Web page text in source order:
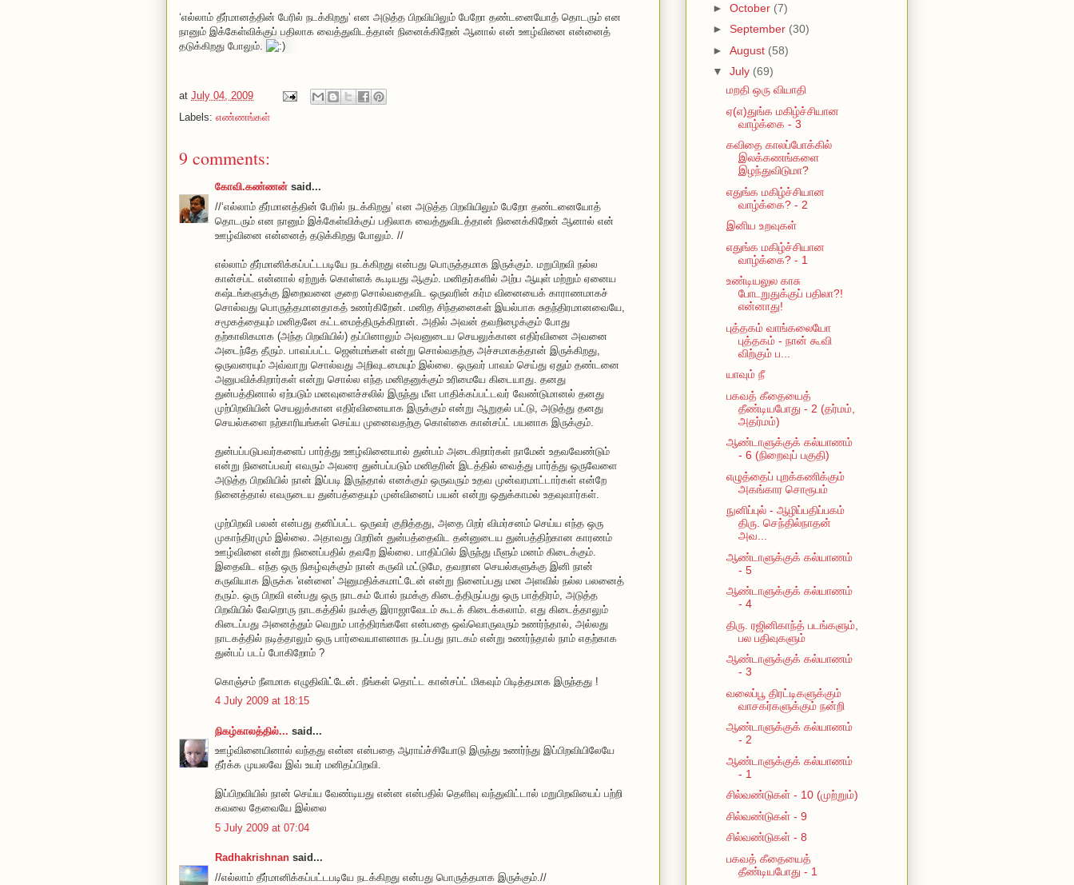
‘எல்லாம் தீர்மானத்தின் பேரில் நடக்கிறது’ என அடுத்த பிறவியிலும் பேறோ தண்டனையோத் தொடரும் என
நானும் இக்கேள்விக்குப் பதிலாக வைத்துவிடத்தான் நினைக்கிறேன் ஆனால் என் ஊழ்வினை என்னைத்
தடுக்கிறது போலும்.
at July 04, 2009
Labels: எண்ணங்கள்
9 comments:
கோவி.கண்ணன் said...
//‘எல்லாம் தீர்மானத்தின் பேரில் நடக்கிறது’ என அடுத்த பிறவியிலும் பேறோ தண்டனையோத்
தொடரும் என நானும் இக்கேள்விக்குப் பதிலாக வைத்துவிடத்தான் நினைக்கிறேன் ஆனால் என்
ஊழ்வினை என்னைத் தடுக்கிறது போலும். //
எல்லாம் தீர்மானிக்கப்பட்டபடியே நடக்கிறது என்பது பொருத்தமாக இருக்கும். மறுபிறவி நல்ல
கான்சப்ட் என்னால் ஏற்றுக் கொள்ளக் கூடியது ஆகும். மனிதர்களில் அற்ப ஆயுள் மற்றும் ஏனைய
கஷ்டங்களுக்கு இறைவனை குறை சொல்வதைவிட ஒருவரின் கர்ம வினையைக் காராணமாகச்
சொல்வது பொருத்தமானதாகத் உணர்கிறேன். மனித சிந்தனைகள் இயல்பாக சுதந்திரமானவையே,
சமூகத்தையும் மனிதனே கட்டமைத்திருக்கிறான். அதில் அவன் தவறிழைக்கும் போது
தற்காலிகமாக (அந்த பிறவியில்) தப்பினாலும் அவனுடைய செயலுக்கான எதிர்வினை அவனை
அடைந்தே தீரும். பாவப்பட்ட ஜென்மங்கள் என்று சொல்வதற்கு அச்சமாகத்தான் இருக்கிறது,
ஒருவரையும் அவ்வாறு சொல்வது அறிவுடமையும் இல்லை. ஒருவர் பாவம் செய்து ஏதும் தண்டனை
அனுபவிக்கிறார்கள் என்று சொல்ல எந்த மனிதனுக்கும் உரிமையே கிடையாது. தனது
துன்பத்தினால் ஏற்படும் மனவுளைச்சலில் இருந்து மீள பாதிக்கப்பட்டவர் வேண்டுமானல் தனது
முற்பிறவியின் செயலுக்கான எதிர்வினையாக இருக்கும் என்று ஆறுதல் பட்டு, அடுத்து தனது
செயல்களை நற்காரியங்கள் செய்ய முனைவதற்கு கொள்கை கான்சப்ட் பயனாக இருக்கும்.
துன்பப்படுபவர்களைப் பார்த்து ஊழ்வினையால் துன்பம் அடைகிறார்கள் நாமேன் உதவவேண்டும்
என்று நினைப்பவர் எவரும் அவரை துன்பப்படும் மனிதரின் இடத்தில் வைத்து பார்த்து ஒருவேளை
அடுத்த பிறவியில் நான் இப்படி இருந்தால் எனக்கும் ஒருவரும் உதவ முன்வரமாட்டார்கள் என்றே
நினைத்தால் எவருடைய துன்பத்தையும் முன்வினைப் பயன் என்று ஒதுக்காமல் உதவுவார்கள்.
முற்பிறவி பலன் என்பது தனிப்பட்ட ஒருவர் குறித்தது, அதை பிறர் விமர்சனம் செய்ய எந்த ஒரு
முகாந்திரமும் இல்லை. அதாவது பிறரின் துன்பத்தைவிட தன்னுடைய துன்பத்திற்கான காரணம்
ஊழ்வினை என்று நினைப்பதில் தவறே இல்லை. பாதிப்பில் இருந்து மீளும் மனம் கிடைக்கும்.
இதைவிட எந்த ஒரு நிகழ்வுக்கும் நான் கருவி மட்டுமே, தவறான செயல்களுக்கு இனி நான்
கருவியாக இருக்க 'என்னை' அனுமதிக்கமாட்டேன் என்று நினைப்பது மன அளவில் நல்ல பலனைத்
தரும். ஒரு பிறவி என்பது ஒரு நாடகம் போல் நமக்கு கிடைத்திருப்பது ஒரு பாத்திரம், அடுத்த
பிறவியில் வேறொரு நாடகத்தில் நமக்கு இராஜாவேடம் கூடக் கிடைக்கலாம். எது கிடைத்தாலும்
கிடைப்பது அனைத்தும் வெறும் பாத்திரங்களே என்பதை ஒவ்வொருவரும் உணர்ந்தால், அல்லது
நாடகத்தில் நடித்தாலும் ஒரு பார்வையாளனாக நடப்பது நாடகம் என்று உணர்ந்தால் நாம் எதற்காக
துன்பப் படப் போகிறோம் ?
கொஞ்சம் நீளமாக எழுதிவிட்டேன். நீங்கள் தொட்ட கான்சப்ட் மிகவும் பிடித்தமாக இருந்தது !
4 July 2009 at 18:15
நிகழ்காலத்தில்... said...
ஊழ்வினையினால் வந்தது என்ன என்பதை ஆராய்ச்சியோடு இருந்து உணர்ந்து இப்பிறவியிலேயே
தீர்க்க முயலவே இவ் உயர் மனிதப்பிறவி.
இப்பிறவியில் நான் செய்ய வேண்டியது என்ன என்பதில் தெளிவு வந்துவிட்டால் மறுபிறவியைப் பற்றி
கவலை தேவையே இல்லை
5 July 2009 at 07:04
Radhakrishnan said...
//எல்லாம் தீர்மானிக்கப்பட்டபடியே நடக்கிறது என்பது பொருத்தமாக இருக்கும்.//
► October (7)
► September (30)
► August (58)
▼ July (69)
மறதி ஒரு வியாதி
ஏ(எ)துங்க மகிழ்ச்சியான
வாழ்க்கை - 3
கவிதை காலப்போக்கில்
இலக்கணங்களை
இழந்துவிடுமா?
எதுங்க மகிழ்ச்சியான
வாழ்க்கை? - 2
இனிய உறவுகள்
எதுங்க மகிழ்ச்சியான
வாழ்க்கை? - 1
உண்டியலுல காசு
போடறுதுக்குப் பதிலா?!
என்னாது!
புத்தகம் வாங்கலையோ
புத்தகம் - நான் கூவி
விற்கும் ப...
யாவும் நீ
பகவத் கீதையைத்
தீண்டியபோது - 2 (தர்மம்,
அதர்மம்)
ஆண்டாளுக்குக் கல்யாணம்
- 6 (நிறைவுப் பகுதி)
எழுத்தைப் புறக்கணிக்கும்
அகங்கார சொரூபம்
நுனிப்புல் - ஆழிப்பதிப்பகம்
திரு. செந்தில்நாதன்
அவ...
ஆண்டாளுக்குக் கல்யாணம்
- 5
ஆண்டாளுக்குக் கல்யாணம்
- 4
திரு. ரஜினிகாந்த் படங்களும்,
பல பதிவுகளும்
ஆண்டாளுக்குக் கல்யாணம்
- 3
வலைப்பூ திரட்டிகளுக்கும்
வாசகர்களுக்கும் நன்றி
ஆண்டாளுக்குக் கல்யாணம்
- 2
ஆண்டாளுக்குக் கல்யாணம்
- 1
சில்வண்டுகள் - 10 (முற்றும்)
சில்வண்டுகள் - 9
சில்வண்டுகள் - 8
பகவத் கீதையைத்
தீண்டியபோது - 1